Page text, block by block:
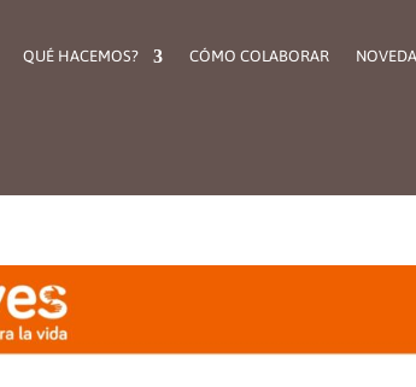
QUÉ HACEMOS? CÓMO COLABORAR